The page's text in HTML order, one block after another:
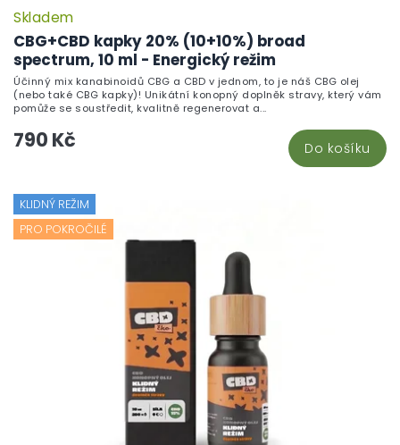
CBG+CBD kapky 20% (10+10%) broad
spectrum, 10 ml - Energický režim
Skladem
790 Kč Do košíku
Účinný mix kanabinoidů CBG a CBD v jednom, to je náš CBG olej
(nebo také CBG kapky)! Unikátní konopný doplněk stravy, který vám
pomůže se soustředit, kvalitně regenerovat a...
KLIDNÝ REŽIM
PRO POKROČILÉ